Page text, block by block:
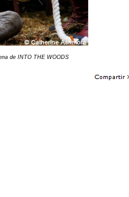
de INTO THE WOODS